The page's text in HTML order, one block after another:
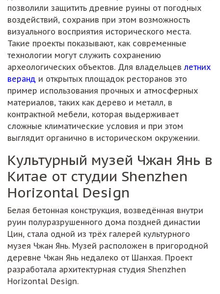
позволили защитить древние руины от погодных
воздействий, сохранив при этом возможность
визуального восприятия исторического места.
Такие проекты показывают, как современные
технологии могут служить сохранению
археологических объектов. Для владельцевлетних
веранд и открытых площадок ресторанов это
пример использования прочных и атмосферных
материалов, таких как дерево и металл, в
контрактной мебели, которая выдерживает
сложные климатические условия и при этом
выглядит органично в историческом окружении.
Культурный музей Чжан Янь в
Китае от студии Shenzhen
Horizontal Design
Белая бетонная конструкция, возведённая внутри
руин полуразрушенного дома поздней династии
Цин, стала одной из трёх галерей культурного
музея Чжан Янь. Музей расположен в пригородной
деревне Чжан Янь недалеко от Шанхая. Проект
разработала архитектурная студия Shenzhen
Horizontal Design.